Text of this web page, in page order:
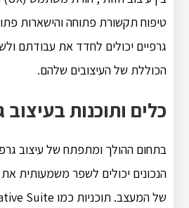
טיפוח תקשורת פתוחה והישארות
גרפיים יכולים לחדד את עבודתם
הכוללת של העיצובים שלהם.
כלים ותוכנות בעיצוב
בתחום ההולך ומתפתח של עיצוב
הנכונים יכולים לשפר משמעותית את